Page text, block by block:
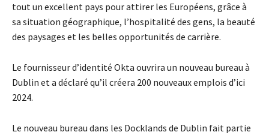
tout un excellent pays pour attirer les Européens, grâce à
sa situation géographique, l’hospitalité des gens, la beauté
des paysages et les belles opportunités de carrière.
Le fournisseur d’identité Okta ouvrira un nouveau bureau à
Dublin et a déclaré qu’il créera 200 nouveaux emplois d’ici
2024.
Le nouveau bureau dans les Docklands de Dublin fait partie